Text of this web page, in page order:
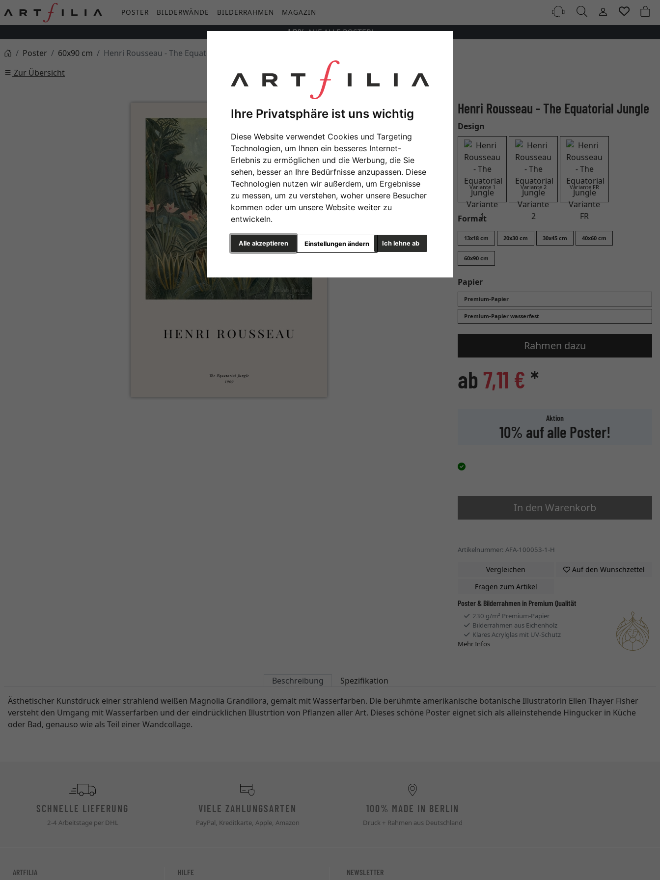
Ihre Privatsphäre ist uns wichtig
Diese Website verwendet Cookies und Targeting
Technologien, um Ihnen ein besseres Internet-
Erlebnis zu ermöglichen und die Werbung, die Sie
sehen, besser an Ihre Bedürfnisse anzupassen. Diese
Technologien nutzen wir außerdem, um Ergebnisse
zu messen, um zu verstehen, woher unsere Besucher
kommen oder um unsere Website weiter zu
entwickeln.
Alle akzeptieren Ich lehne ab
Einstellungen ändern
POSTER BILDERWÄNDE BILDERRAHMEN MAGAZIN
10%AUFALLEPOSTER!
Poster
60x90 cm
Henri Rousseau - The Equatorial Jungle
Zur Übersicht
Henri Rousseau - The Equatorial Jungle
Design
Variante 1 Variante 2 Variante FR
Format
13x18 cm 20x30 cm 30x45 cm 40x60 cm
60x90 cm
Papier
Premium-Papier
Premium-Papier wasserfest
Rahmen dazu
ab 7,11 € *
Aktion
10% auf alle Poster!
In den Warenkorb
Artikelnummer: AFA-100053-1-H
Vergleichen
Auf den Wunschzettel
Fragen zum Artikel
Poster & Bilderrahmen in Premium Qualität
230 g/m² Premium-Papier
Bilderrahmen aus Eichenholz
Klares Acrylglas mit UV-Schutz
Mehr Infos
Beschreibung
Spezifikation
Ästhetischer Kunstdruck einer strahlend weißen Magnolia Grandilora, gemalt mit Wasserfarben. Die berühmte amerikanische botanische Illustratorin Ellen Thayer Fisher
versteht den Umgang mit Wasserfarben und der eindrücklichen Illustrtion von Pflanzen aller Art. Dieses schöne Poster eignet sich als alleinstehende Hingucker in Küche
oder Bad, genauso wie als Teil einer Wandcollage.
SCHNELLE LIEFERUNG
2-4 Arbeitstage per DHL
VIELE ZAHLUNGSARTEN
PayPal, Kreditkarte, Apple, Amazon
100% MADE IN BERLIN
Druck + Rahmen aus Deutschland
ARTFILIA HILFE NEWSLETTER